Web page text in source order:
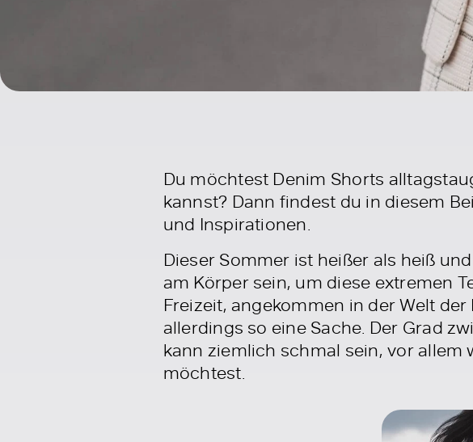
Du möchtest Denim Shorts
kannst? Dann findest du in diesem
und Inspirationen.
Dieser Sommer ist heißer als heiß
am Körper sein, um diese extremen
Freizeit, angekommen in der Welt
allerdings so eine Sache. Der Grad
kann ziemlich schmal sein, vor allem
möchtest.